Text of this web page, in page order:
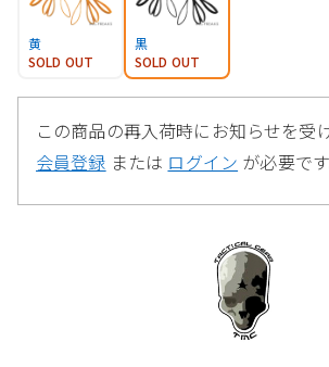
黄
SOLD OUT
黒
SOLD OUT
この商品の再入荷時にお知らせを受
会員登録 または ログイン が必要です